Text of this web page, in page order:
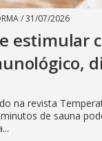
/31/07/2026
estimular
na revista
de sauna